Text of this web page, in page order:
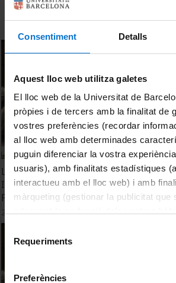
Consentiment Detalls
Aquest lloc web utilitza galetes
El lloc web de la Universitat de
pròpies i de tercers amb la finalitat de
vostres preferències (recordar
al lloc web amb determinades
puguin diferenciar la vostra experiència
usuaris), amb finalitats estadístiques
interactueu amb el lloc web) i amb
màrqueting (gestionar la publicitat que
consultar laPolítica de galetes del
Requeriments
Preferències
La Dieta Mediterránea - Últimos
Investigaciones para Contribuir a la
Planetaria.
22 Diciembre, 2023